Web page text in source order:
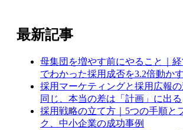
最新記事
母集団を増やす前にやること｜
でわかった採用成否を3.2倍動か
採用マーケティングと採用広報
同じ、本当の差は「計画」に出る
採用戦略の立て方｜5つの手順と
ク、中小企業の成功事例